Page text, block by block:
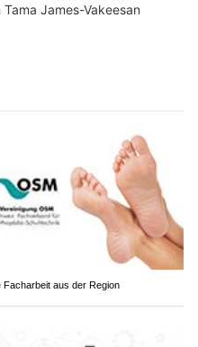
James-Vakeesan
aus der Region